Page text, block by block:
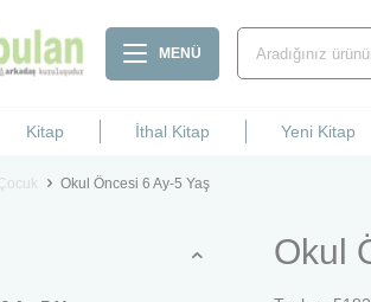
MENÜ
Kitap İthal Kitap Yeni Kitap
Okul Öncesi 6 Ay-5 Yaş
Okul